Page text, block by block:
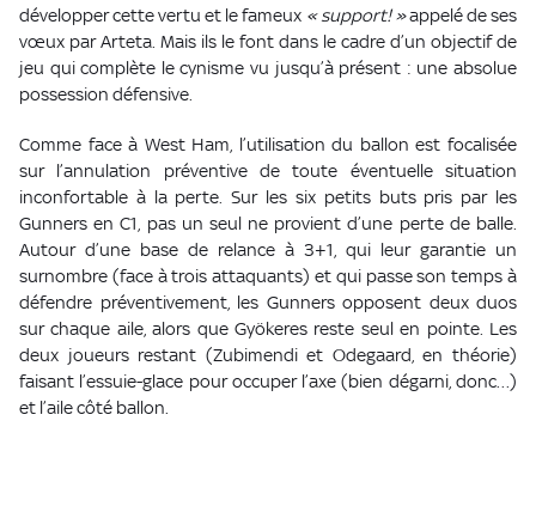
développer cette vertu et le fameux « support! »appelé de ses
vœux par Arteta. Mais ils le font dans le cadre d’un objectif de
jeu qui complète le cynisme vu jusqu’à présent : une absolue
possession défensive.
Comme face à West Ham, l’utilisation du ballon est focalisée
sur l’annulation préventive de toute éventuelle situation
inconfortable à la perte. Sur les six petits buts pris par les
Gunners en C1, pas un seul ne provient d’une perte de balle.
Autour d’une base de relance à 3+1, qui leur garantie un
surnombre (face à trois attaquants) et qui passe son temps à
défendre préventivement, les Gunners opposent deux duos
sur chaque aile, alors que Gyökeres reste seul en pointe. Les
deux joueurs restant (Zubimendi et Odegaard, en théorie)
faisant l’essuie-glace pour occuper l’axe (bien dégarni, donc…)
et l’aile côté ballon.